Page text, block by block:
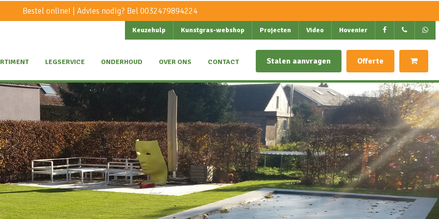
Bestel online! | Advies nodig? Bel0032479894224
Keuzehulp Kunstgras-webshop Projecten Video Hovenier
LEGSERVICE ONDERHOUD OVER ONS CONTACT Stalen aanvragen Offerte